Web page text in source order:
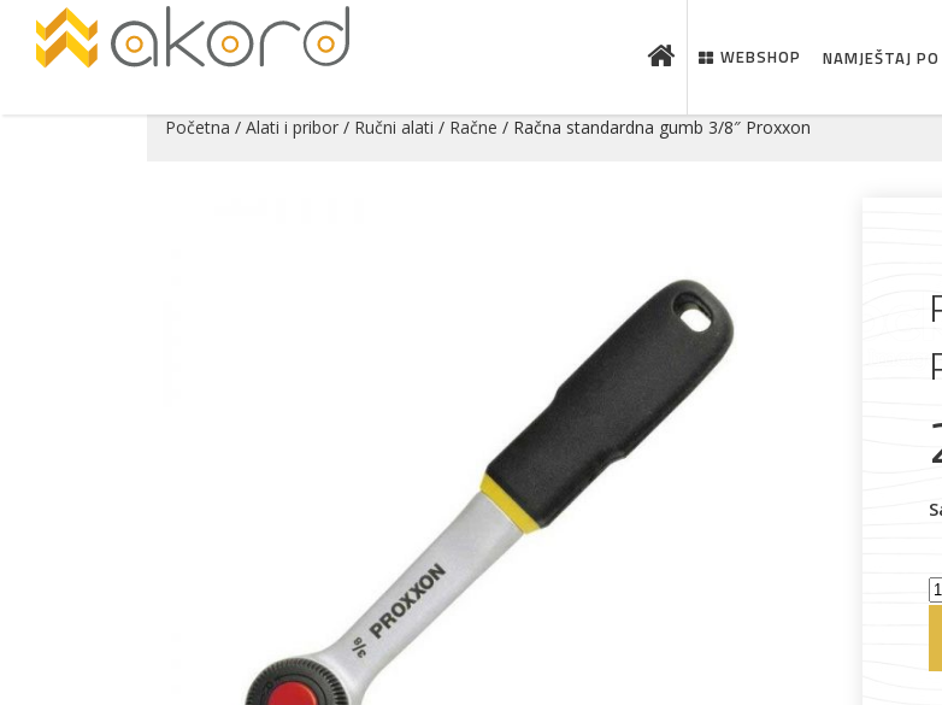
Pogledajte što je novo u
AKCIJA!
WEBSHOP NAMJEŠTAJ
Početna / Alati i pribor / Ručni alati / Račne / Račna standardna gumb 3/8″ Proxxon